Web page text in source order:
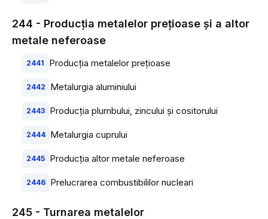
244 - Producţia metalelor preţioase şi a altor
metale neferoase
2441 Producţia metalelor preţioase
2442 Metalurgia aluminiului
2443 Producţia plumbului, zincului şi cositorului
2444 Metalurgia cuprului
2445 Producţia altor metale neferoase
2446 Prelucrarea combustibililor nucleari
245 - Turnarea metalelor